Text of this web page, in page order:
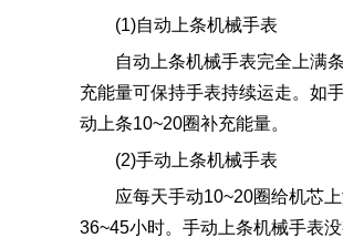
(1)自动上条机械手表
自动上条机械手表完全上满
充能量可保持手表持续运走。如
动上条10~20圈补充能量。
(2)手动上条机械手表
应每天手动10~20圈给机芯
36~45小时。手动上条机械手表